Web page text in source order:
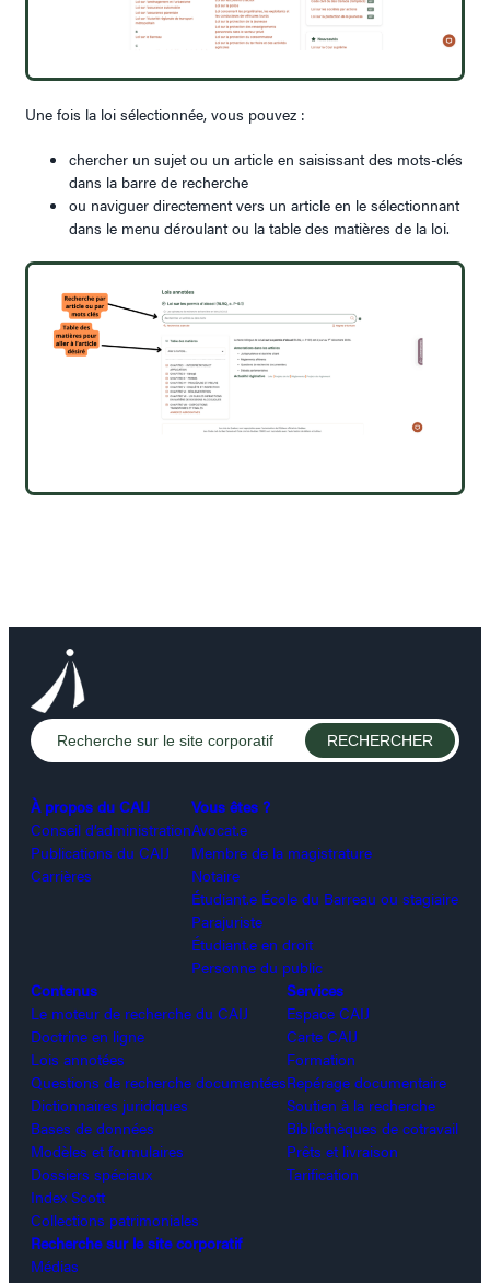
Une fois la loi sélectionnée, vous pouvez :
chercher un sujet ou un article en saisissant des mots-clés
dans la barre de recherche
ou naviguer directement vers un article en le sélectionnant
dans le menu déroulant ou la table des matières de la loi.
À propos du CAIJ
Conseil d’administration
Publications du CAIJ
Carrières
Vous êtes ?
Avocat.e
Membre de la magistrature
Notaire
Étudiant.e École du Barreau ou stagiaire
Parajuriste
Étudiant.e en droit
Personne du public
Contenus
Le moteur de recherche du CAIJ
Doctrine en ligne
Lois annotées
Questions de recherche documentées
Dictionnaires juridiques
Bases de données
Modèles et formulaires
Dossiers spéciaux
Index Scott
Collections patrimoniales
Services
Espace CAIJ
Carte CAIJ
Formation
Repérage documentaire
Soutien à la recherche
Bibliothèques de cotravail
Prêts et livraison
Tarification
Recherche sur le site corporatif
Médias